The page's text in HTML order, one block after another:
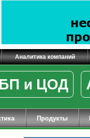
Аналитика компаний
и ЦОД
Продукты